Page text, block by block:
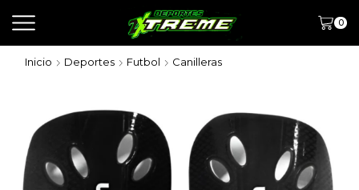
0
Inicio Deportes Futbol Canilleras